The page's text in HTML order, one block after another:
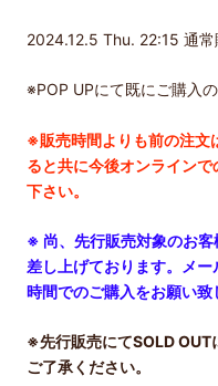
2024.12.5 Thu. 22:15 通常
※POP UPにて既にご購入
※販売時間よりも前の注文
ると共に今後オンライン
下さい。
※ 尚、先行販売対象のお
差し上げております。メ
時間でのご購入をお願い致
※先行販売にてSOLD OUT
ご了承ください。